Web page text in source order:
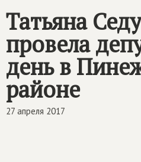
Контакты
Татьяна
провела
день в
районе
27 апреля 2017